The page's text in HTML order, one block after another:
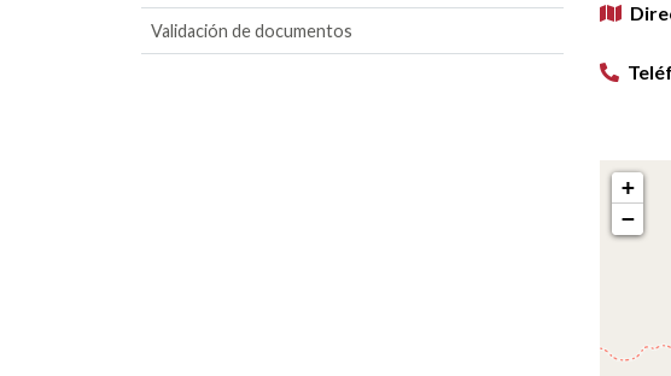
Validación de documentos
+
−